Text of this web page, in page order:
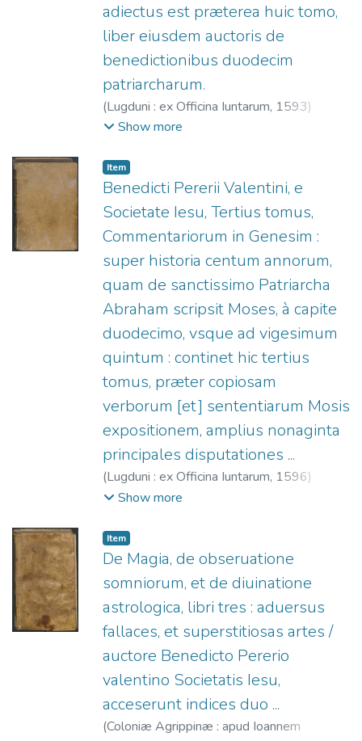
adiectus est præterea huic tomo,
liber eiusdem auctoris de
benedictionibus duodecim
patriarcharum.
(Lugduni : ex Officina Iuntarum, 1593)
Pereyra, Benito (S.I.), 1535-1610.
Show more
Item
Benedicti Pererii Valentini, e
Societate Iesu, Tertius tomus,
Commentariorum in Genesim :
super historia centum annorum,
quam de sanctissimo Patriarcha
Abraham scripsit Moses, à capite
duodecimo, vsque ad vigesimum
quintum : continet hic tertius
tomus, præter copiosam
verborum [et] sententiarum Mosis
expositionem, amplius nonaginta
principales disputationes ...
(Lugduni : ex Officina Iuntarum, 1596)
Pereyra, Benito (S.I.), 1535-1610.
Show more
Item
De Magia, de obseruatione
somniorum, et de diuinatione
astrologica, libri tres : aduersus
fallaces, et superstitiosas artes /
auctore Benedicto Pererio
valentino Societatis Iesu,
acceserunt indices duo ...
(Coloniæ Agrippinæ : apud Ioannem